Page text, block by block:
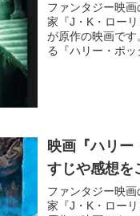
ファンタジー映
家『J・K・ロー
が原作の映画で
る『ハリー・ポ
映画『ハリー
すじや感想を
ファンタジー映
家『J・K・ロー